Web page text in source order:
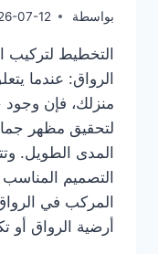
بواسطة 07-12
التخطيط لتركيب
الرواق: عندما
منزلك، فإن
لتحقيق مظهر
المدى الطويل.
التصميم
المركب في
أرضية الرواق